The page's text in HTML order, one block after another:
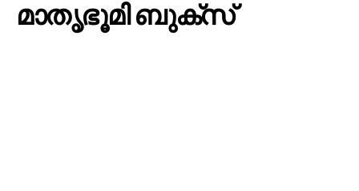
മാതൃഭൂമി ബുക്സ്